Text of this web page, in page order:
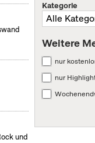
und
Kategorie
Weitere
nur
nur